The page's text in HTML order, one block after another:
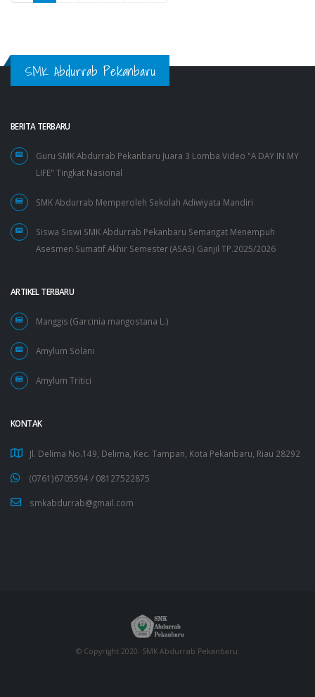
SMK Abdurrab Pekanbaru
BERITA TERBARU
Guru SMK Abdurrab Pekanbaru Juara 3 Lomba Video "A DAY IN MY
LIFE" Tingkat Nasional
SMK Abdurrab Memperoleh Sekolah Adiwiyata Mandiri
Siswa Siswi SMK Abdurrab Pekanbaru Semangat Menempuh
Asesmen Sumatif Akhir Semester (ASAS) Ganjil TP.2025/2026
ARTIKEL TERBARU
Manggis (Garcinia mangostana L.)
Amylum Solani
Amylum Tritici
KONTAK
Jl. Delima No.149, Delima, Kec. Tampan, Kota Pekanbaru, Riau 28292
(0761)6705594 / 08127522875
smkabdurrab@gmail.com
© Copyright 2020. SMK Abdurrab Pekanbaru.